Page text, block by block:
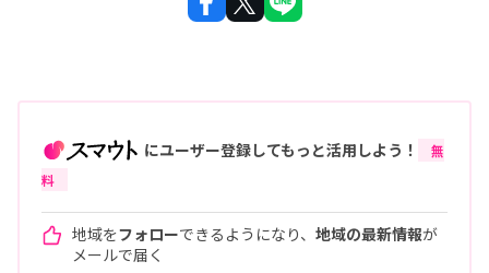
にユーザー登録してもっと活用しよう！
無
料
地域をフォローできるようになり、 地域の最新情報が
メールで届く